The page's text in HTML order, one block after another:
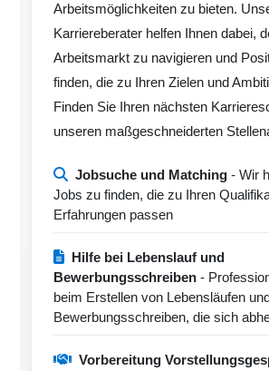
Arbeitsmöglichkeiten zu bieten.
Karriereberater helfen Ihnen dabei,
Arbeitsmarkt zu navigieren und
finden, die zu Ihren Zielen und
Finden Sie Ihren nächsten
unseren maßgeschneiderten
Jobsuche und Matching - Wir
Jobs zu finden, die zu Ihren
Erfahrungen passen
Hilfe bei Lebenslauf und
Bewerbungsschreiben -
beim Erstellen von Lebensläufen
Bewerbungsschreiben, die sich
Vorbereitung